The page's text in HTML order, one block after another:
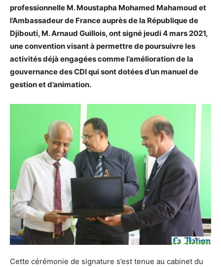
professionnelle M. Moustapha Mohamed Mahamoud et
l’Ambassadeur de France auprès de la République de
Djibouti, M. Arnaud Guillois, ont signé jeudi 4 mars 2021,
une convention visant à permettre de poursuivre les
activités déjà engagées comme l’amélioration de la
gouvernance des CDI qui sont dotées d’un manuel de
gestion et d’animation.
Cette cérémonie de signature s’est tenue au cabinet du